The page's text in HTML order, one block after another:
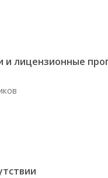
и лицензионные